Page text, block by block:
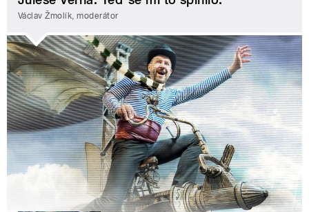
Václav Žmolík, moderátor